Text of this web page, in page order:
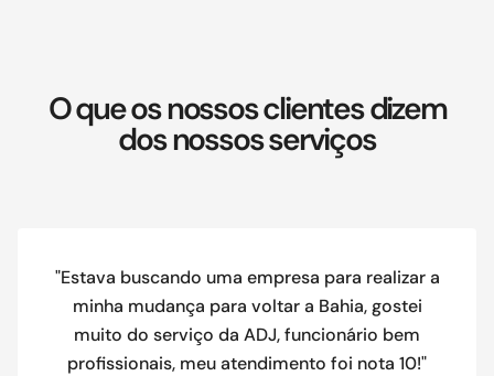
O que os nossos clientes dizem
dos nossos serviços
"Estava buscando uma empresa para realizar a
minha mudança para voltar a Bahia, gostei
muito do serviço da ADJ, funcionário bem
profissionais, meu atendimento foi nota 10!"